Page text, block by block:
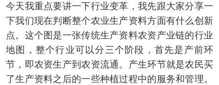
今天我重点要讲一下行业变革，我先跟大家分享一
下我们现在判断整个农业生产资料方面有什么创新
点。这个图是一张传统生产资料农资产业链的行业
地图，整个行业可以分三个阶段，首先是产前环
节，即农资生产到农资流通。产生环节就是农民买
了生产资料之后的一些种植过程中的服务和管理。